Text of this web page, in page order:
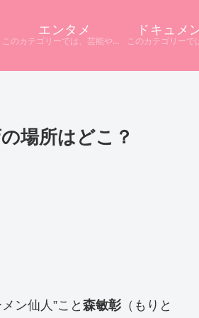
エンタメ
このカテゴリーでは、芸能やエンタメに関するニュースをまとめています。 テレビや配信サービス、SNSなど多様な情報源から話題をピックアップ。 ニュース記事だけでは分からない背景や疑問点を深掘りし、分かりやすく解説しています。
ドキュメ
場所はどこ？
ン仙人”こと 森敏彰（もりと